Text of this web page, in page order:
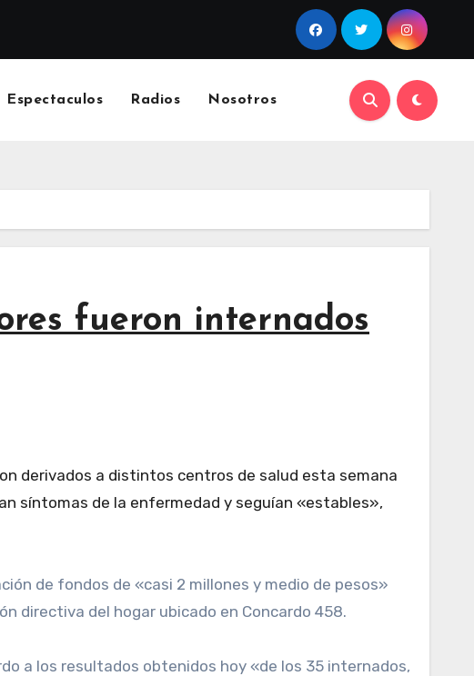
Espectaculos Radios Nosotros
fueron internados
derivados a distintos centros de salud esta semana
síntomas de la enfermedad y seguían «estables»,
de fondos de «casi 2 millones y medio de pesos»
directiva del hogar ubicado en Concardo 458.
a los resultados obtenidos hoy «de los 35 internados,